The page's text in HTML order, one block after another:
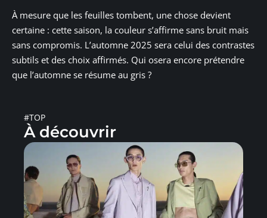
À mesure que les feuilles tombent, une chose devient
certaine : cette saison, la couleur s’affirme sans bruit mais
sans compromis. L’automne 2025 sera celui des contrastes
subtils et des choix affirmés. Qui osera encore prétendre
que l’automne se résume au gris ?
#TOP
À découvrir